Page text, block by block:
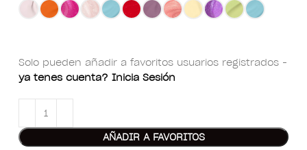
Solo pueden añadir a favoritos usuarios registrados -
ya tenes cuenta? Inicia Sesión
AÑADIR A FAVORITOS